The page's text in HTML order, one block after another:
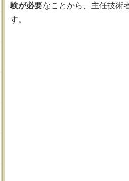
験が必要なことから、主任技術
す。